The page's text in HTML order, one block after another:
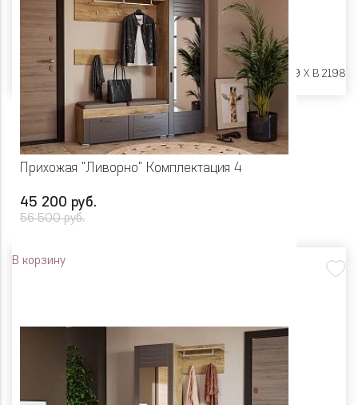
Размеры: Ш 2095 X Г 1599 X В 2198
Прихожая "Ливорно" Комплектация 4
45 200 руб.
56 500 руб.
В корзину